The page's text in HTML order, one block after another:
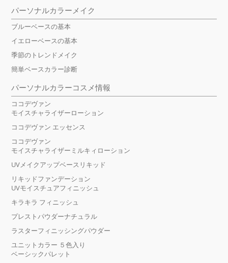
パーソナルカラーメイク
ブルーベースの基本
イエローベースの基本
季節のトレンドメイク
簡単ベースカラー診断
パーソナルカラーコスメ情報
ココデヴァン
モイスチャライザーローション
ココデヴァン エッセンス
ココデヴァン
モイスチャライザーミルキィローション
UVメイクアップベースリキッド
リキッドファンデーション
UVモイスチュアフィニッシュ
キラキラ フィニッシュ
プレストパウダーナチュラル
ラスターフィニッシングパウダー
ユニットカラー ５色入り
ベーシックパレット